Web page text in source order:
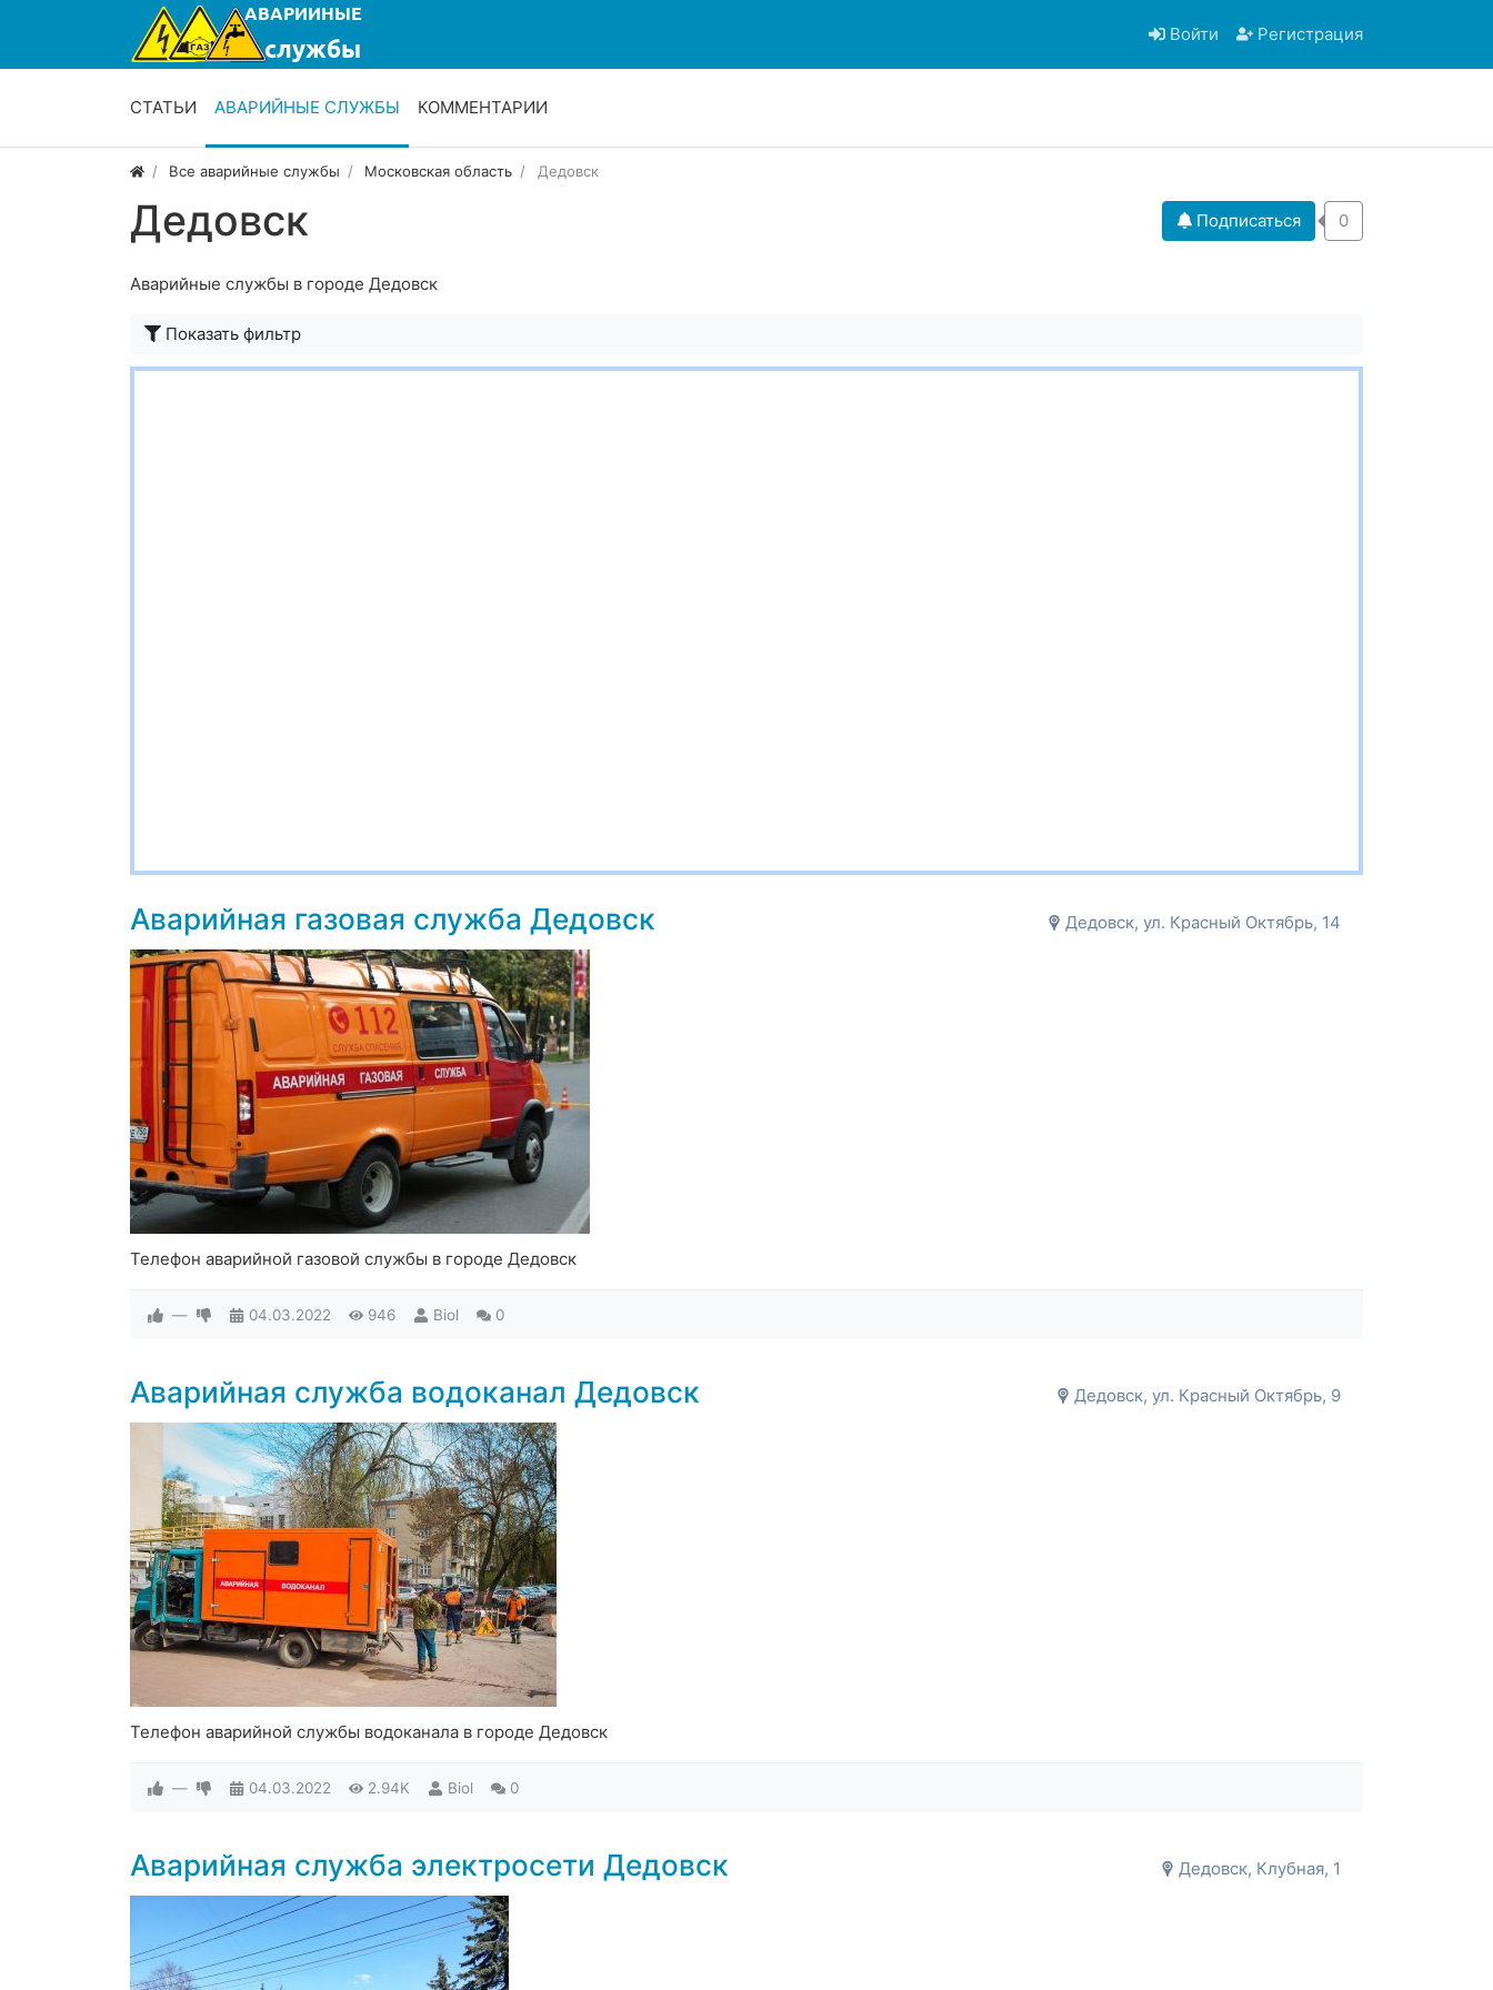
Войти Регистрация
СТАТЬИ АВАРИЙНЫЕ СЛУЖБЫ КОММЕНТАРИИ
Все аварийные службы Московская область Дедовск
Дедовск Подписаться 0
Аварийные службы в городе Дедовск
Показать фильтр
Дедовск, ул. Красный Октябрь, 14
Аварийная газовая служба Дедовск
Телефон аварийной газовой службы в городе Дедовск
— 04.03.2022 946 Biol 0
Дедовск, ул. Красный Октябрь, 9
Аварийная служба водоканал Дедовск
Телефон аварийной службы водоканала в городе Дедовск
— 04.03.2022 2.94K Biol 0
Дедовск, Клубная, 1
Аварийная служба электросети Дедовск